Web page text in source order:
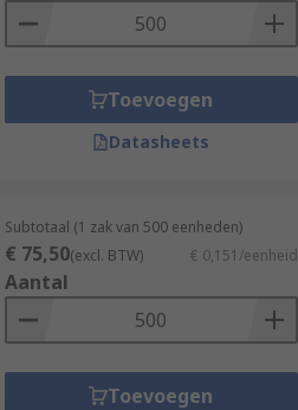
Toevoegen
Datasheets
Subtotaal (1 zak van 500 eenheden)
€ 75,50(excl. BTW) € 0,151/eenheid
Aantal
Toevoegen